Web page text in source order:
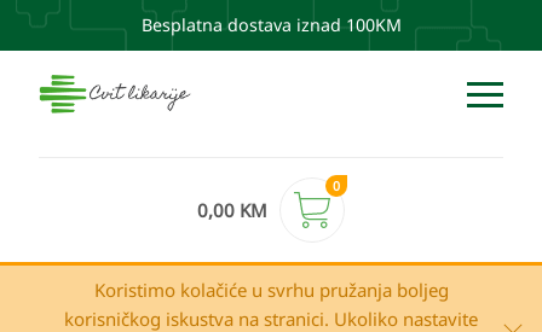
Besplatna dostava iznad 100KM
0,00 KM
0
Koristimo kolačiće u svrhu pružanja boljeg
korisničkog iskustva na stranici. Ukoliko nastavite